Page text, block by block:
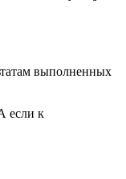
выполненных
если к